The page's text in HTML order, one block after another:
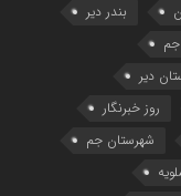
بندر دیر
جم
دیر
روز خبرنگار
شهرستان جم